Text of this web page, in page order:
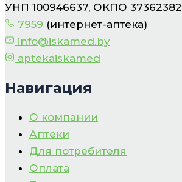
УНП 100946637, ОКПО 37362382
7959 (интернет-аптека)
info@iskamed.by
aptekaiskamed
Навигация
О компании
Аптеки
Для потребителя
Оплата